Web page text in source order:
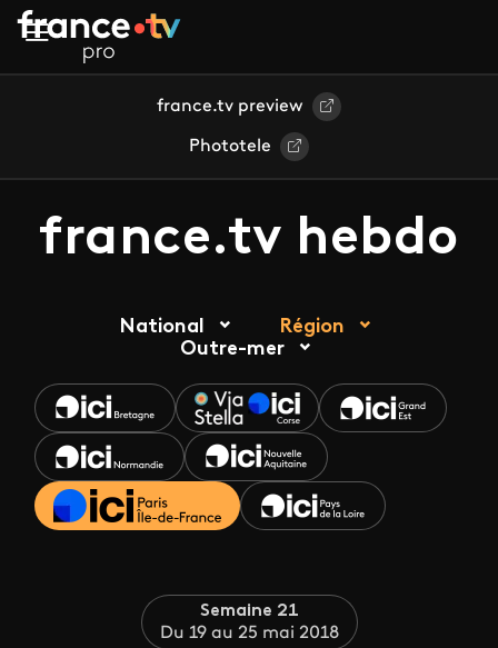
Aller au contenu principal
france.tv preview
Phototele
france.tv hebdo
National
Région
Outre-mer
Semaine 21
Du 19 au 25 mai 2018